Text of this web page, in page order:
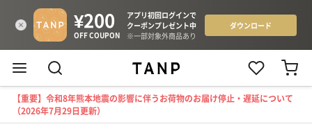
【重要】令和8年熊本地震の影響に伴うお荷物のお届け停止・遅延について
（2026年7月29日更新）